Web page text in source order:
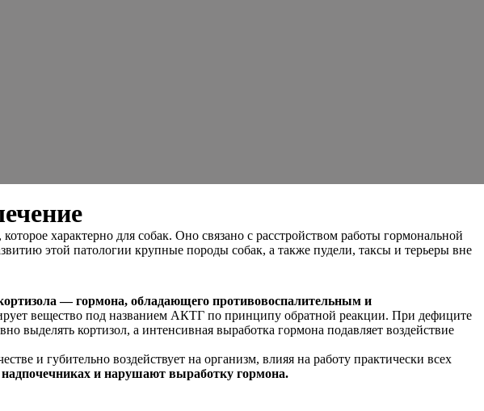
характерно для собак. Оно связано с расстройством работы гормональной
этой патологии крупные породы собак, а также пудели, таксы и терьеры вне
— гормона, обладающего противовоспалительным и
вещество под названием АКТГ по принципу обратной реакции. При дефиците
выделять кортизол, а интенсивная выработка гормона подавляет воздействие
и губительно воздействует на организм, влияя на работу практически всех
и нарушают выработку гормона.